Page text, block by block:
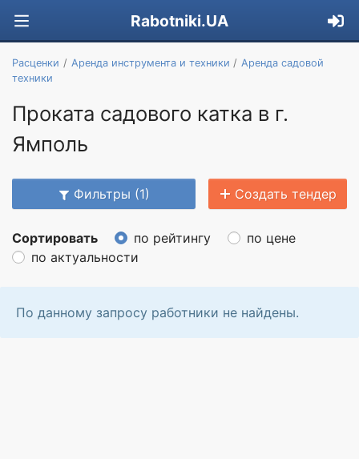
Rabotniki.UA
Расценки Аренда инструмента и техники
Аренда садовой
техники
Проката садового катка в г.
Ямполь
Фильтры (1) Создать тендер
Сортировать по рейтингу
по цене
по актуальности
По данному запросу работники не найдены.